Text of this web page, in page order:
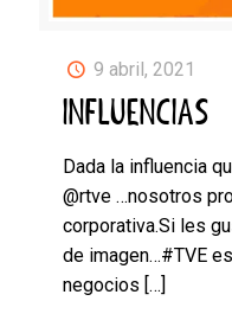
9 abril, 2021
INFLUENCIAS
Dada la influencia
@rtve …nosotros
corporativa.Si les
de imagen…#TVE
negocios […]